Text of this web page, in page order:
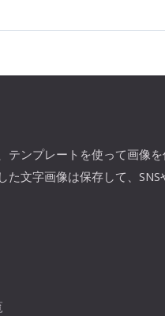
テンプレートを使って画像
た文字画像は保存して、